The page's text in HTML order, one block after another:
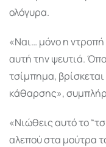
ολόγυρα.
«Ναι… μόνο η
αυτή την ψευτιά.
τσίμπημα,
κάθαρσης»,
«Νιώθεις αυτό το
αλεπού στα μούτρα